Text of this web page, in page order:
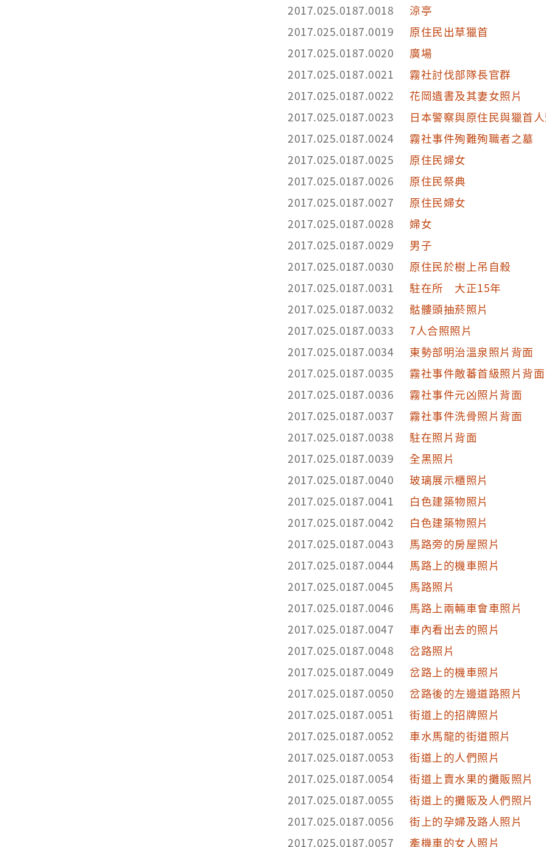
2017.025.0187.0018
涼亭
2017.025.0187.0019
原住民出草獵首
2017.025.0187.0020
廣場
2017.025.0187.0021
霧社討伐部隊長官群
2017.025.0187.0022
花岡遺書及其妻女照片
2017.025.0187.0023
日本警察與原住民與獵首
2017.025.0187.0024
霧社事件殉難殉職者之墓
2017.025.0187.0025
原住民婦女
2017.025.0187.0026
原住民祭典
2017.025.0187.0027
原住民婦女
2017.025.0187.0028
婦女
2017.025.0187.0029
男子
2017.025.0187.0030
原住民於樹上吊自殺
2017.025.0187.0031
駐在所 大正15年
2017.025.0187.0032
骷髏頭抽菸照片
2017.025.0187.0033
7人合照照片
2017.025.0187.0034
東勢部明治溫泉照片背面
2017.025.0187.0035
霧社事件敵蕃首級照片背面
2017.025.0187.0036
霧社事件元凶照片背面
2017.025.0187.0037
霧社事件洗骨照片背面
2017.025.0187.0038
駐在照片背面
2017.025.0187.0039
全黑照片
2017.025.0187.0040
玻璃展示櫃照片
2017.025.0187.0041
白色建築物照片
2017.025.0187.0042
白色建築物照片
2017.025.0187.0043
馬路旁的房屋照片
2017.025.0187.0044
馬路上的機車照片
2017.025.0187.0045
馬路照片
2017.025.0187.0046
馬路上兩輛車會車照片
2017.025.0187.0047
車內看出去的照片
2017.025.0187.0048
岔路照片
2017.025.0187.0049
岔路上的機車照片
2017.025.0187.0050
岔路後的左邊道路照片
2017.025.0187.0051
街道上的招牌照片
2017.025.0187.0052
車水馬龍的街道照片
2017.025.0187.0053
街道上的人們照片
2017.025.0187.0054
街道上賣水果的攤販照片
2017.025.0187.0055
街道上的攤販及人們照片
2017.025.0187.0056
街上的孕婦及路人照片
2017.025.0187.0057
牽機車的女人照片